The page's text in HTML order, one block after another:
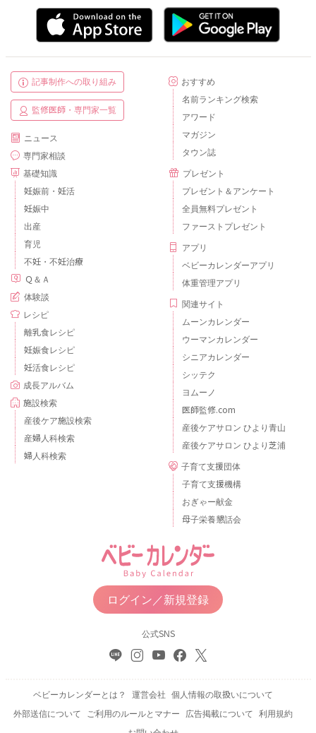
記事制作への取り組み
監修医師・専門家一覧
ニュース
専門家相談
基礎知識
妊娠前・妊活
妊娠中
出産
育児
不妊・不妊治療
Ｑ＆Ａ
体験談
レシピ
離乳食レシピ
妊娠食レシピ
妊活食レシピ
成長アルバム
施設検索
産後ケア施設検索
産婦人科検索
婦人科検索
おすすめ
名前ランキング検索
アワード
マガジン
タウン誌
プレゼント
プレゼント＆アンケート
全員無料プレゼント
ファーストプレゼント
アプリ
ベビーカレンダーアプリ
体重管理アプリ
関連サイト
ムーンカレンダー
ウーマンカレンダー
シニアカレンダー
シッテク
ヨムーノ
医師監修.com
産後ケアサロン ひより青山
産後ケアサロン ひより芝浦
子育て支援団体
子育て支援機構
おぎゃー献金
母子栄養懇話会
ログイン／新規登録
公式SNS
ベビーカレンダーとは？ 運営会社
個人情報の取扱いについて
外部送信について
ご利用のルールとマナー 広告掲載について
利用規約